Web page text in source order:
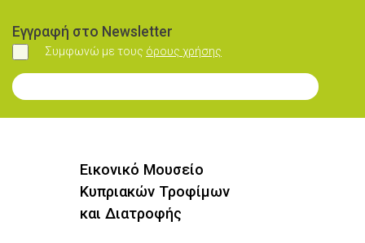
Εγγραφή στο Newsletter
Συμφωνώ
Συμφωνώ με τους όρους χρήσης
Εγγραφή στο Newsletter
Εικονικό Μουσείο
Κυπριακών Τροφίμων
και Διατροφής